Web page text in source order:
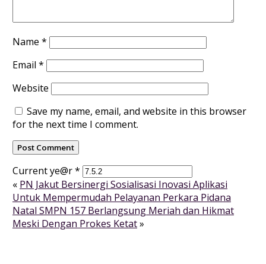
Name *
Email *
Website
Save my name, email, and website in this browser
for the next time I comment.
Current ye@r*
« PN Jakut Bersinergi Sosialisasi Inovasi Aplikasi
Untuk Mempermudah Pelayanan Perkara Pidana
Natal SMPN 157 Berlangsung Meriah dan Hikmat
Meski Dengan Prokes Ketat»